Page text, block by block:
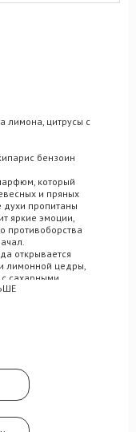
лимона, цитрусы с
бензоин
который
и пряных
духи пропитаны
яркие эмоции,
противоборства
открывается
лимонной цедры,
сахарными
аромат
треугольника
прекрасного
нота
торжественно и
оттенками, а